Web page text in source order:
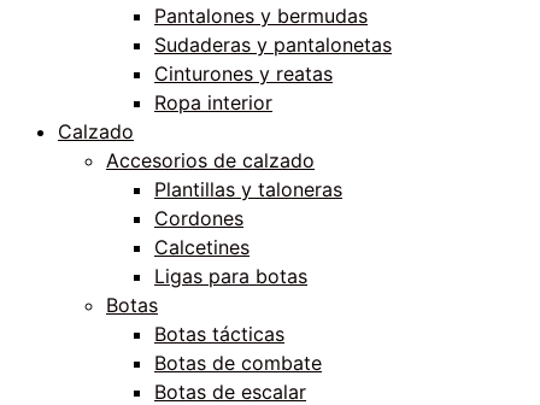
Pantalones y bermudas
Sudaderas y pantalonetas
Cinturones y reatas
Ropa interior
Calzado
Accesorios de calzado
Plantillas y taloneras
Cordones
Calcetines
Ligas para botas
Botas
Botas tácticas
Botas de combate
Botas de escalar